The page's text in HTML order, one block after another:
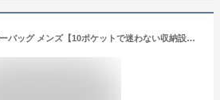
[zepirion] ショルダーバッグ メンズ【10ポケットで迷わない収納設計】 ボディバッグ 11インチiPad収納 斜めがけ スリングバッグ 撥水 止水ファスナー 大容量 軽量 通勤 海外旅行 Urban Sling ブラック